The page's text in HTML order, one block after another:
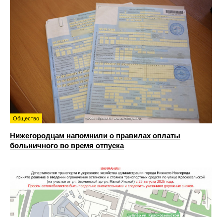
Общество
Нижегородцам напомнили о правилах оплаты
больничного во время отпуска